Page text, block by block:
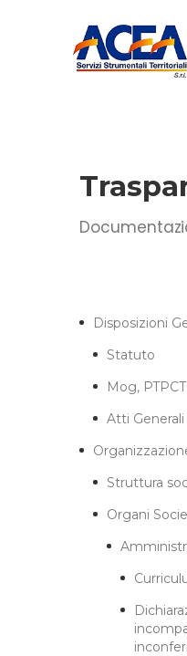
Disposizioni
Statuto
Mog,
Atti Generali
Struttura
Organi